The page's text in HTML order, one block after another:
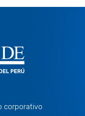
corporativo